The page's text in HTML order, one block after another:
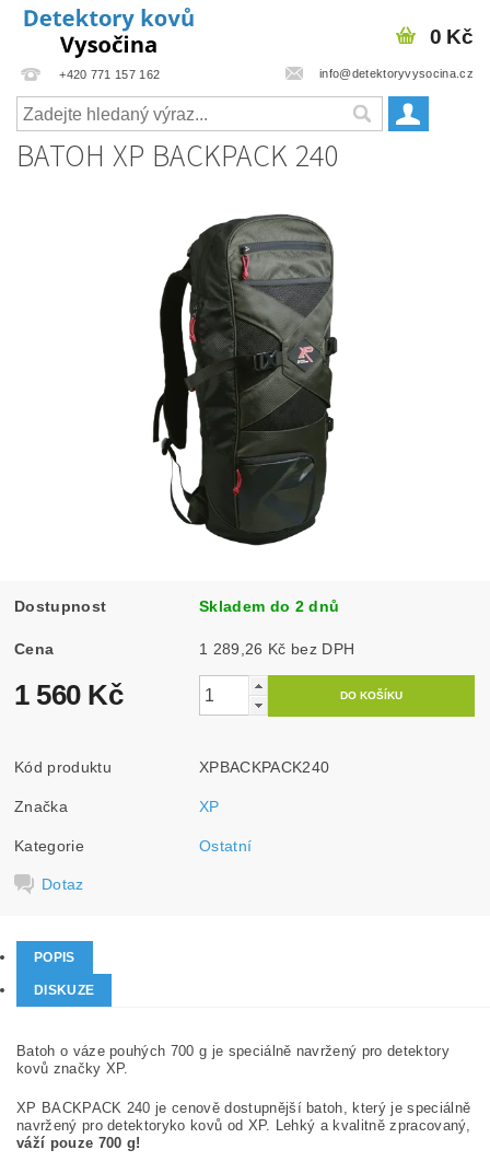
+420 771 157 162 info@detektoryvysocina.cz
0 Kč
BATOH XP BACKPACK 240
Dostupnost Skladem do 2 dnů
Cena 1 289,26 Kč bez DPH
1 560 Kč
Kód produktu XPBACKPACK240
Značka XP
Kategorie Ostatní
Dotaz
POPIS
DISKUZE
Batoh o váze pouhých 700 g je speciálně navržený pro detektory
kovů značky XP.
XP BACKPACK 240 je cenově dostupnější batoh, který je speciálně
navržený pro detektoryko kovů od XP. Lehký a kvalitně zpracovaný,
váží pouze 700 g!